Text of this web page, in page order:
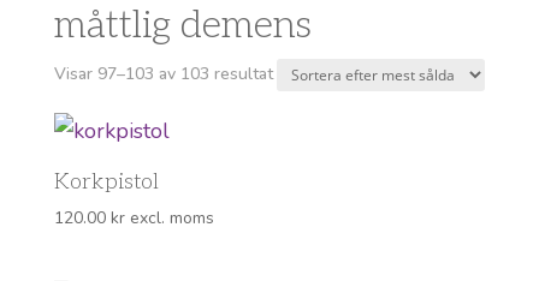
måttlig demens
Visar 97–103 av 103 resultatSortera
Korkpistol
120.00 krexcl. moms